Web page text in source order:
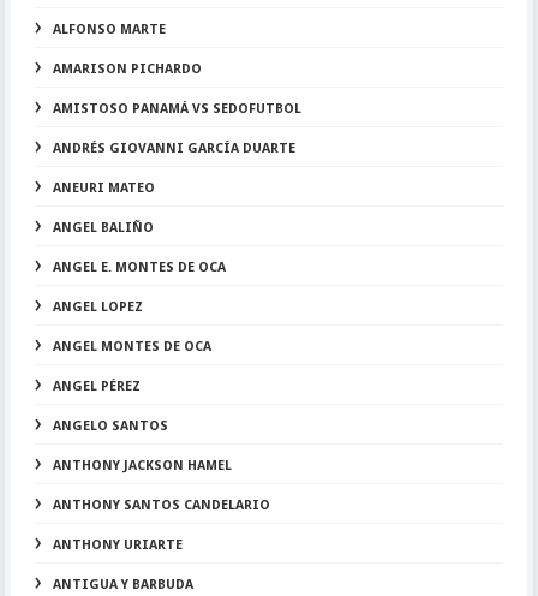
ALFONSO MARTE
AMARISON PICHARDO
AMISTOSO PANAMÁ VS SEDOFUTBOL
ANDRÉS GIOVANNI GARCÍA DUARTE
ANEURI MATEO
ANGEL BALIÑO
ANGEL E. MONTES DE OCA
ANGEL LOPEZ
ANGEL MONTES DE OCA
ANGEL PÉREZ
ANGELO SANTOS
ANTHONY JACKSON HAMEL
ANTHONY SANTOS CANDELARIO
ANTHONY URIARTE
ANTIGUA Y BARBUDA